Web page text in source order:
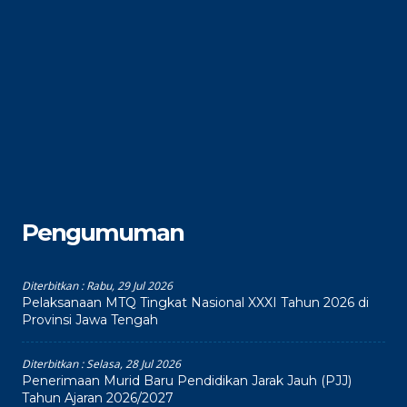
Pengumuman
Diterbitkan :Rabu, 29 Jul 2026
Pelaksanaan MTQ Tingkat Nasional XXXI Tahun 2026 di
Provinsi Jawa Tengah
Diterbitkan :Selasa, 28 Jul 2026
Penerimaan Murid Baru Pendidikan Jarak Jauh (PJJ)
Tahun Ajaran 2026/2027